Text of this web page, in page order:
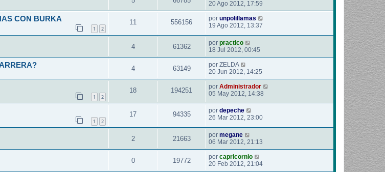
20 Ago 2012, 17:59
CON BURKA
1 2
11 556156 por unpolillamas
19 Ago 2012, 13:37
4 61362 por practico
18 Jul 2012, 00:45
4 63149 por ZELDA
20 Jun 2012, 14:25
1 2
18 194251 por Administrador
05 May 2012, 14:38
1 2
17 94335 por depeche
26 Mar 2012, 23:00
2 21663 por megane
06 Mar 2012, 21:13
0 19772 por capricornio
20 Feb 2012, 21:04